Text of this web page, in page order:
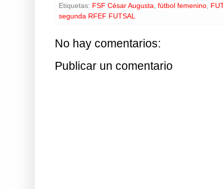
Etiquetas: FSF César Augusta, fútbol femenino,
segunda RFEF FUTSAL
No hay comentarios:
Publicar un comentario